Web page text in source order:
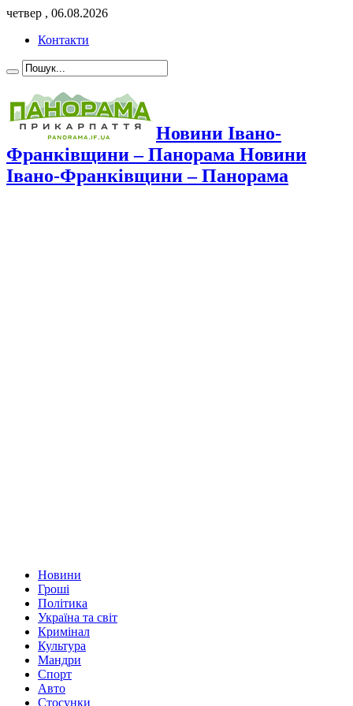
четвер , 06.08.2026
Контакти
Новини Івано-
Франківщини – Панорама Новини
Івано-Франківщини – Панорама
Новини
Гроші
Політика
Україна та світ
Кримінал
Культура
Мандри
Спорт
Авто
Стосунки